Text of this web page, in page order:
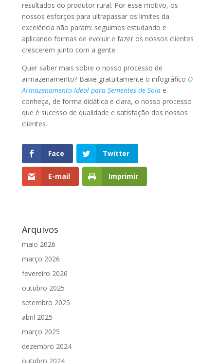
resultados do produtor rural. Por esse motivo, os
nossos esforços para ultrapassar os limites da
excelência não param: seguimos estudando e
aplicando formas de evoluir e fazer os nossos clientes
crescerem junto com a gente.
Quer saber mais sobre o nosso processo de
armazenamento? Baixe gratuitamente o infográfico O
Armazenamento Ideal para Sementes de Sojae
conheça, de forma didática e clara, o nosso processo
que é sucesso de qualidade e satisfação dos nossos
clientes.
Face Twitter
E-mail Imprimir
Arquivos
maio 2026
março 2026
fevereiro 2026
outubro 2025
setembro 2025
abril 2025
março 2025
dezembro 2024
outubro 2024